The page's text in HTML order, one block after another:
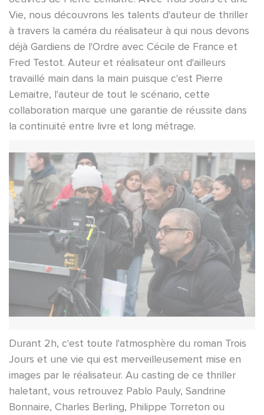
Vie, nous découvrons les talents d'auteur de thriller
à travers la caméra du réalisateur à qui nous devons
déjà Gardiens de l'Ordre avec Cécile de France et
Fred Testot. Auteur et réalisateur ont d'ailleurs
travaillé main dans la main puisque c'est Pierre
Lemaitre, l'auteur de tout le scénario, cette
collaboration marque une garantie de réussite dans
la continuité entre livre et long métrage.
Durant 2h, c'est toute l'atmosphère du roman Trois
Jours et une vie qui est merveilleusement mise en
images par le réalisateur. Au casting de ce thriller
haletant, vous retrouvez Pablo Pauly, Sandrine
Bonnaire, Charles Berling, Philippe Torreton ou